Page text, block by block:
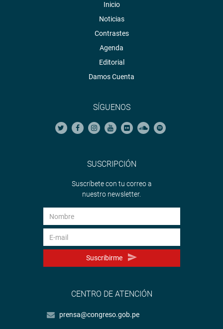
Inicio
Noticias
Contrastes
Agenda
Editorial
Damos Cuenta
SÍGUENOS
SUSCRIPCIÓN
Suscríbete con tu correo a
nuestro newsletter.
Suscribirme
CENTRO DE ATENCIÓN
prensa@congreso.gob.pe